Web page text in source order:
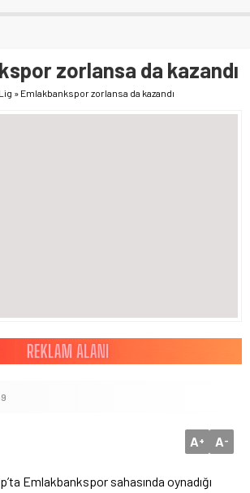
zorlansa da kazandı
» Emlakbankspor zorlansa da kazandı
A+ A-
Emlakbankspor sahasında oynadığı